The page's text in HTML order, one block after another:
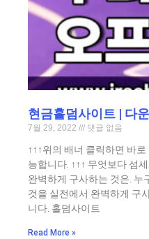
현금홀덤사이트 | 다
7월 29, 2022 댓글 없음
↑↑↑위의 배너 클릭하면 바
능합니다. ↑↑↑ 무엇보다 섬
완벽하게 구사하는 것은. 누
것을 실전에서 완벽하게 구
니다. 홀덤사이트
Read More »